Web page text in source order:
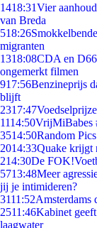
1418:31Vier
van Breda
518:26
migranten
1318:08CDA en
ongemerkt filmen
917:56Benzineprijs
blijft
2317:47
1114:50VrijMiBabes
3514:50Random
2014:33Quake krijgt
214:30De
5713:48Meer
jij je intimideren?
3111:52Amsterdams
2511:46Kabinet
laagwater